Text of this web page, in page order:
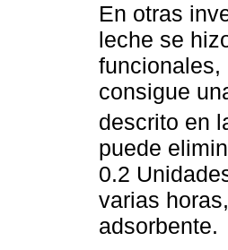
En otras
leche se
funcionales,
consigue
descrito en
puede
0.2
varias
adsorbente.